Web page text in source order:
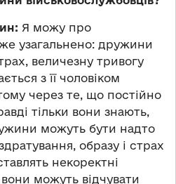
Я можу про
узагальнено: дружини
величезну тривогу
з її чоловіком
через те, що постійно
тільки вони знають,
можуть бути надто
образу і страх
некоректні
можуть відчувати